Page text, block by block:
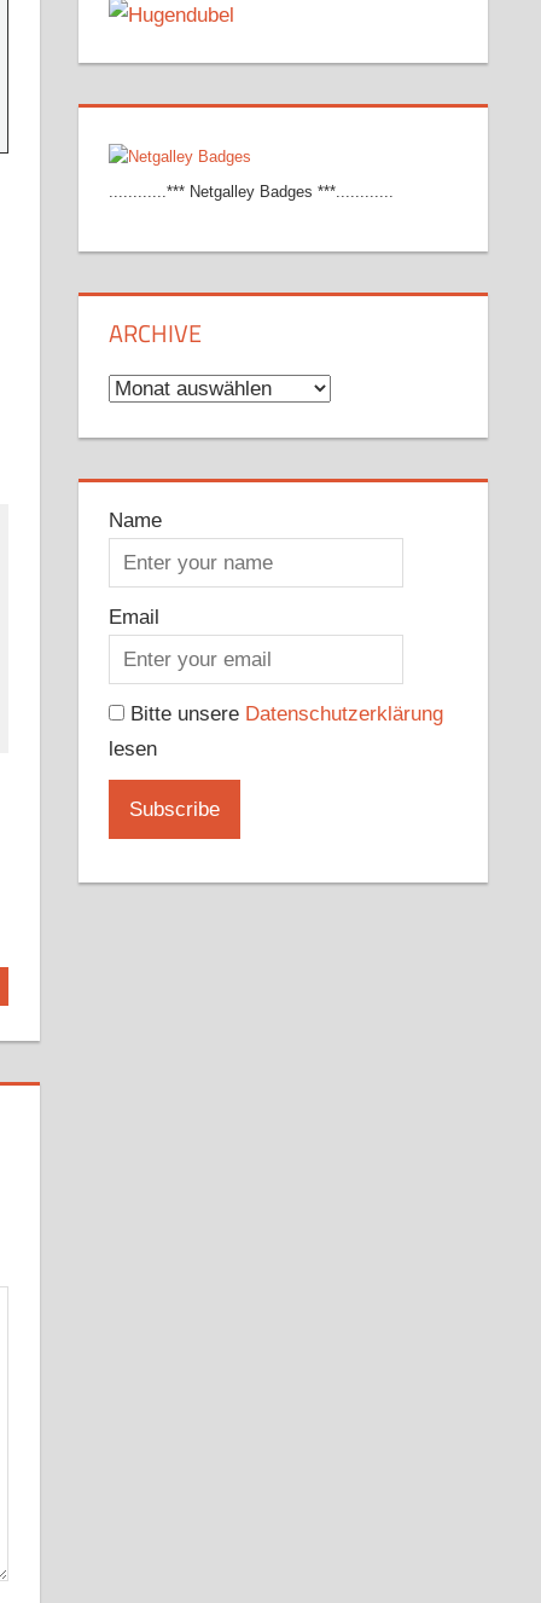
............*** Netgalley Badges ***............
ARCHIVE
Archive
Name
Email
Bitte unsere Datenschutzerklärung
lesen